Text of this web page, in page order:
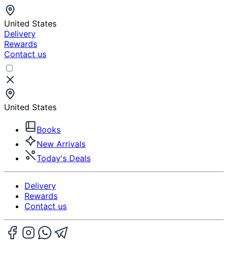
United States
Delivery
Rewards
Contact us
United States
Books
New Arrivals
Today's Deals
Delivery
Rewards
Contact us